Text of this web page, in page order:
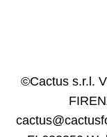
©Cactus s.r.l.